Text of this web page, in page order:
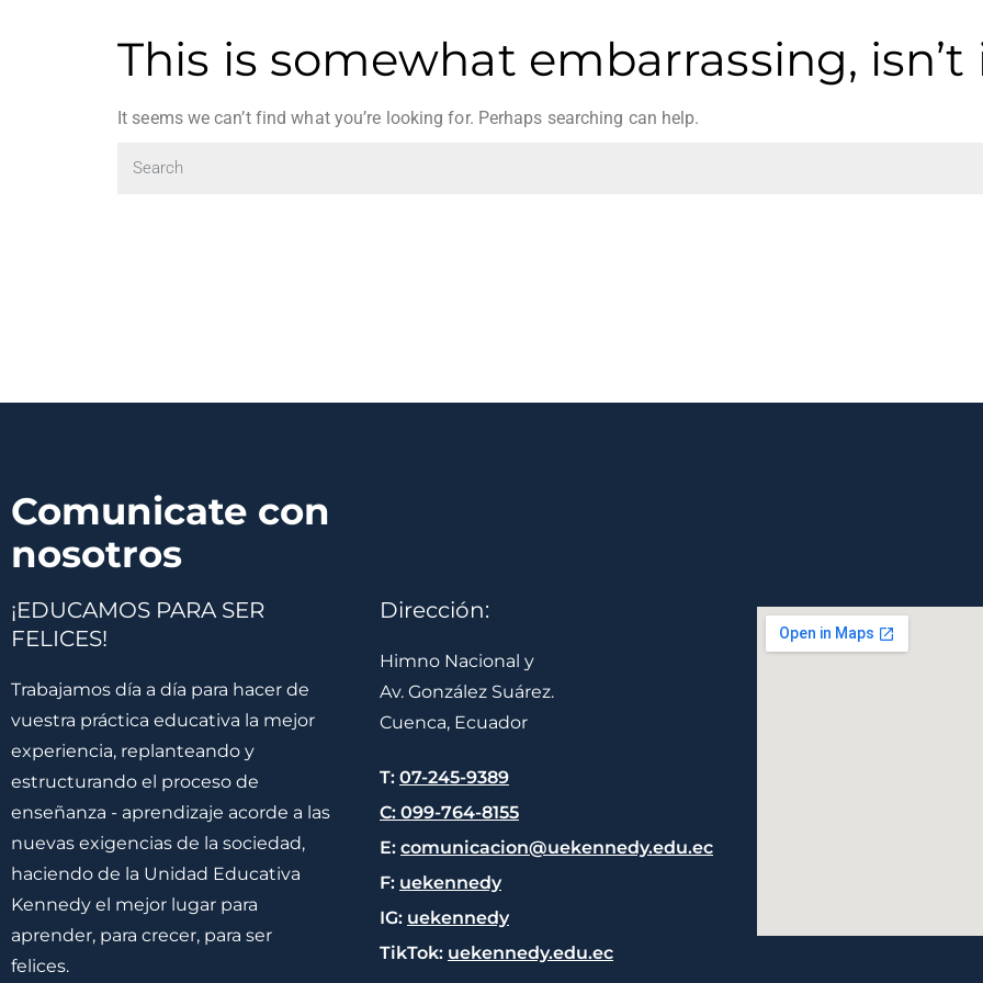
This is somewhat embarrassing, isn’t
It seems we can’t find what you’re looking for. Perhaps searching can help.
Comunicate con
nosotros
¡EDUCAMOS PARA SER
FELICES!
Trabajamos día a día para hacer de
vuestra práctica educativa la mejor
experiencia, replanteando y
estructurando el proceso de
enseñanza - aprendizaje acorde a las
nuevas exigencias de la sociedad,
haciendo de la Unidad Educativa
Kennedy el mejor lugar para
aprender, para crecer, para ser
felices.
Dirección:
Himno Nacional y
Av. González Suárez.
Cuenca, Ecuador
T: 07-245-9389
C: 099-764-8155
E: comunicacion@uekennedy.edu.ec
F: uekennedy
IG: uekennedy
TikTok: uekennedy.edu.ec